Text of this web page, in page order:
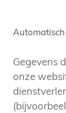
Gegevens
onze